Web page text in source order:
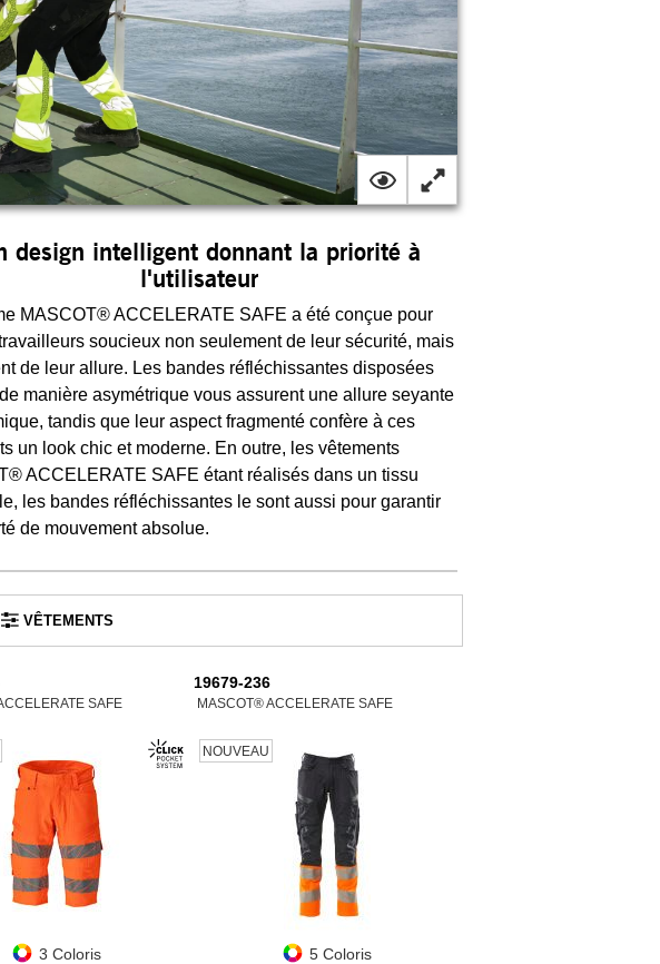
design intelligent donnant la priorité à
l'utilisateur
MASCOT® ACCELERATE SAFE a été conçue pour
soucieux non seulement de leur sécurité, mais
de leur allure. Les bandes réfléchissantes disposées
manière asymétrique vous assurent une allure seyante
tandis que leur aspect fragmenté confère à ces
un look chic et moderne. En outre, les vêtements
ACCELERATE SAFE étant réalisés dans un tissu
les bandes réfléchissantes le sont aussi pour garantir
de mouvement absolue.
VÊTEMENTS
SAFE
3 Coloris
19679-236
MASCOT® ACCELERATE SAFE
NOUVEAU
5 Coloris